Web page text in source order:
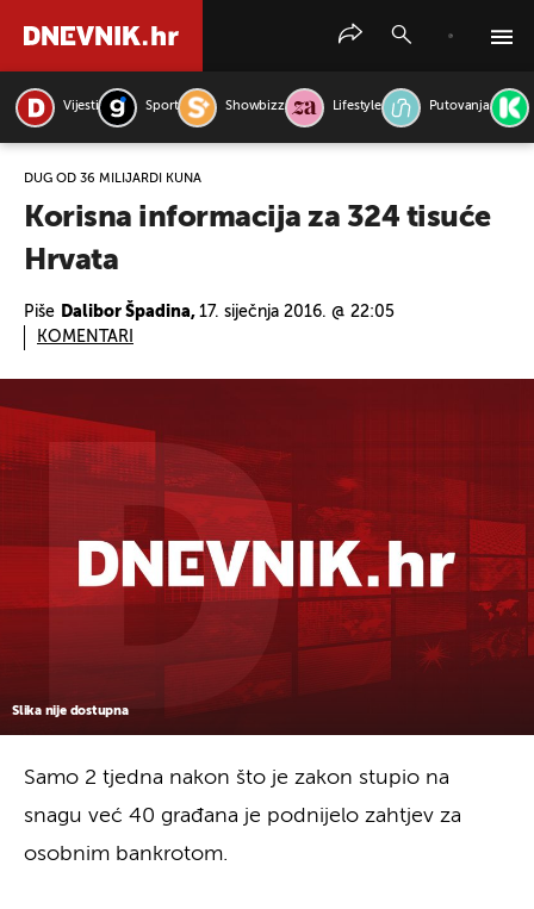
Vijesti Sport Showbizz Lifestyle Putovanja
DUG OD 36 MILIJARDI KUNA
Korisna informacija za 324 tisuće
Hrvata
Piše Dalibor Špadina, 17. siječnja 2016. @ 22:05
KOMENTARI
Slika nije dostupna
Samo 2 tjedna nakon što je zakon stupio na
snagu već 40 građana je podnijelo zahtjev za
osobnim bankrotom.
PRETRAŽITE VIJESTI